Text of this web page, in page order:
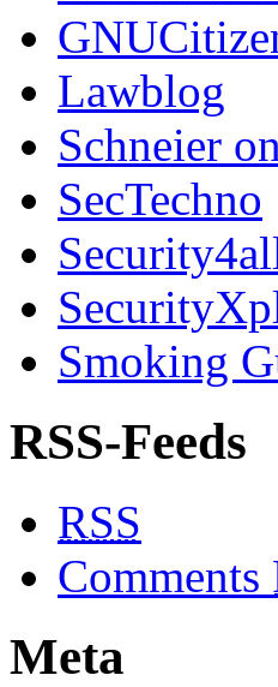
Lawblog
Schneier
SecTechno
Smoking
RSS-Feeds
RSS
Comments
Meta